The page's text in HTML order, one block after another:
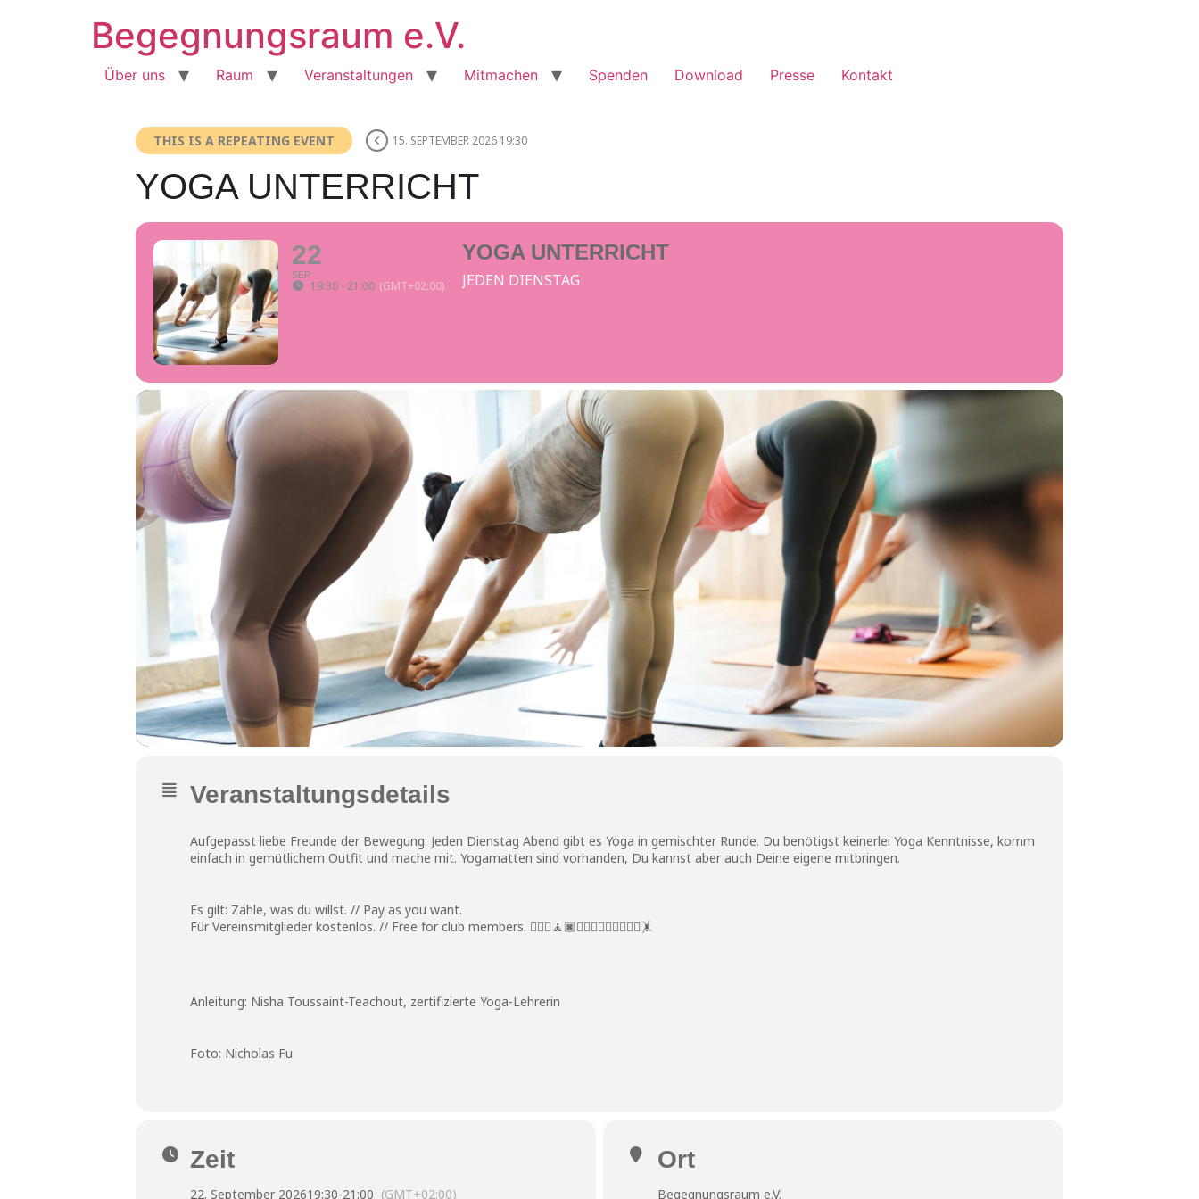
Begegnungsraum e.V.
Über uns Raum Veranstaltungen Mitmachen Spenden Download Presse Kontakt
THIS IS A REPEATING EVENT 15. SEPTEMBER 2026 19:30
YOGA UNTERRICHT
22
SEP
19:30 - 21:00 (GMT+02:00)
YOGA UNTERRICHT
JEDEN DIENSTAG
Veranstaltungsdetails
Aufgepasst liebe Freunde der Bewegung: Jeden Dienstag Abend gibt es Yoga in gemischter Runde. Du benötigst keinerlei Yoga Kenntnisse, komm
einfach in gemütlichem Outfit und mache mit. Yogamatten sind vorhanden, Du kannst aber auch Deine eigene mitbringen.
Es gilt: Zahle, was du willst. // Pay as you want.
Für Vereinsmitglieder kostenlos. // Free for club members. 🧘🏽‍♀️🧘🏿🧘🏻‍♂️🤸🏻‍♀️🤸🏻‍♂️🤸
Anleitung: Nisha Toussaint-Teachout, zertifizierte Yoga-Lehrerin
Foto: Nicholas Fu
Zeit
22. September 202619:30-21:00 (GMT+02:00)
Ort
Begegnungsraum e.V.